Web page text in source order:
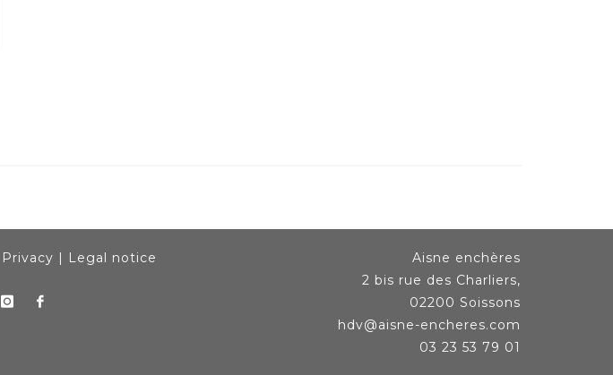
Privacy | Legal notice
Aisne enchères
2 bis rue des Charliers,
02200 Soissons
hdv@aisne-encheres.com
03 23 53 79 01